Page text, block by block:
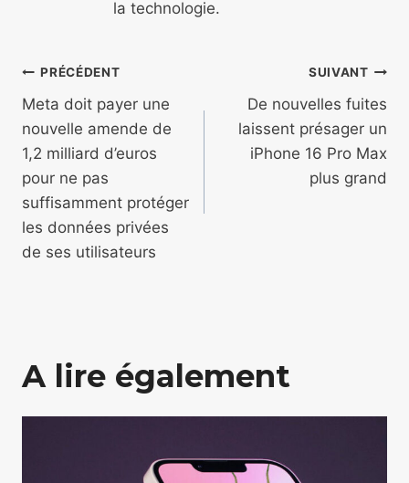
la technologie.
Navigation
de
l’article
PRÉCÉDENT
Meta doit payer une
nouvelle amende de
1,2 milliard d’euros
pour ne pas
suffisamment protéger
les données privées
de ses utilisateurs
SUIVANT
De nouvelles fuites
laissent présager un
iPhone 16 Pro Max
plus grand
A lire également